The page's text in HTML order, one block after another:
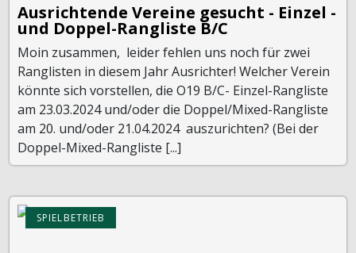
Ausrichtende Vereine gesucht - Einzel -
und Doppel-Rangliste B/C
Moin zusammen, leider fehlen uns noch für zwei
Ranglisten in diesem Jahr Ausrichter! Welcher Verein
könnte sich vorstellen, die O19 B/C- Einzel-Rangliste
am 23.03.2024 und/oder die Doppel/Mixed-Rangliste
am 20. und/oder 21.04.2024 auszurichten? (Bei der
Doppel-Mixed-Rangliste [...]
SPIELBETRIEB